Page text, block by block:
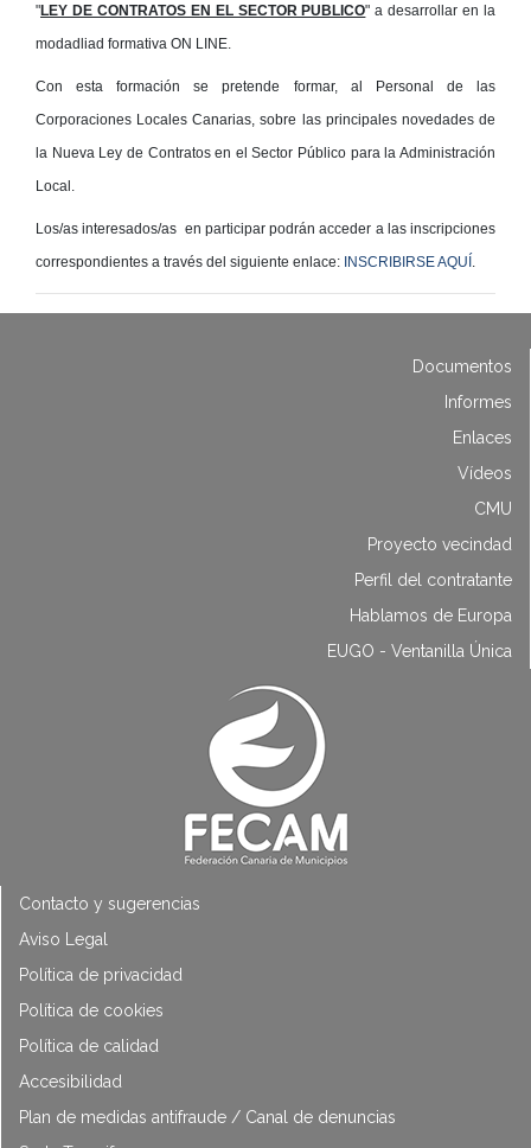
"LEY DE CONTRATOS EN EL SECTOR PUBLICO" a desarrollar en la
modadliad formativa ON LINE.
Con esta formación se pretende formar, al Personal de las
Corporaciones Locales Canarias, sobre las principales novedades de
la Nueva Ley de Contratos en el Sector Público para la Administración
Local.
Los/as interesados/as en participar podrán acceder a las inscripciones
correspondientes a través del siguiente enlace: INSCRIBIRSE AQUÍ
Documentos
Informes
Enlaces
Vídeos
CMU
Proyecto vecindad
Perfil del contratante
Hablamos de Europa
EUGO - Ventanilla Única
Contacto y sugerencias
Aviso Legal
Política de privacidad
Política de cookies
Política de calidad
Accesibilidad
Plan de medidas antifraude / Canal de denuncias